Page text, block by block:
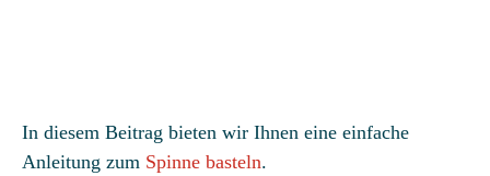
In diesem Beitrag bieten wir Ihnen eine einfache
Anleitung zum Spinne basteln.